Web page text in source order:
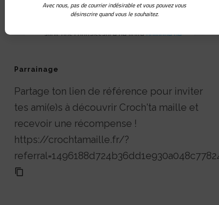
Parrainage
Partage ton lien de référence pour inviter
tes ami(e)s à découvrir Croch'ta maille et
recevoir une récompense !
https://crochtamaille.fr/?
Avec nous, pas de courrier indésirable et vous pouvez vous
désinscrire quand vous le souhaitez.